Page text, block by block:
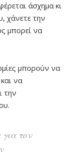
άσχημα κι
χάνετε την
μπορεί να
μπορούν να
να
την
για τον